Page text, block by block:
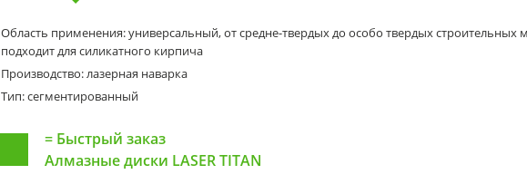
Область применения: универсальный, от средне-твердых до особо твердых строительных
подходит для силикатного кирпича
Производство: лазерная наварка
Тип: сегментированный
= Быстрый заказ
Алмазные диски LASER TITAN